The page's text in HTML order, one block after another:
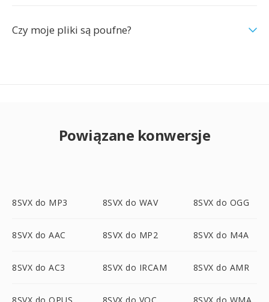
Czy moje pliki są poufne?
Powiązane konwersje
8SVX do MP3 8SVX do WAV 8SVX do OGG
8SVX do AAC 8SVX do MP2 8SVX do M4A
8SVX do AC3 8SVX do IRCAM 8SVX do AMR